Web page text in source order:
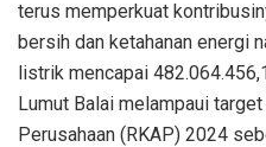
terus memperkuat
bersih dan ketahanan energi
listrik mencapai
Lumut Balai melampaui
Perusahaan (RKAP) 2024